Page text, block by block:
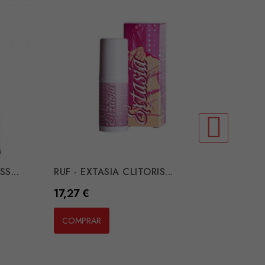
RUF - EXTASIA CLITORIS...
Preço
17,27 €
COMPRAR